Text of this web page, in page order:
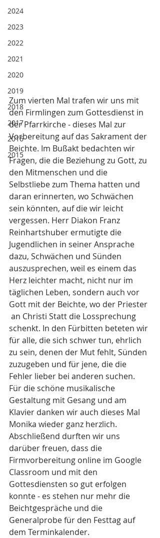
2024
2023
2022
2021
2020
2019
2018
2017
2016
2015
Zum vierten Mal trafen wir uns mit
den Firmlingen zum Gottesdienst in
der Pfarrkirche - dieses Mal zur
Vorbereitung auf das Sakrament der
Beichte. Im Bußakt bedachten wir
Fragen, die die Beziehung zu Gott, zu
den Mitmenschen und die
Selbstliebe zum Thema hatten und
daran erinnerten, wo Schwächen
sein könnten, auf die wir leicht
vergessen. Herr Diakon Franz
Reinhartshuber ermutigte die
Jugendlichen in seiner Ansprache
dazu, Schwächen und Sünden
auszusprechen, weil es einem das
Herz leichter macht, nicht nur im
täglichen Leben, sondern auch vor
Gott mit der Beichte, wo der Priester
an Christi Statt die Lossprechung
schenkt. In den Fürbitten beteten wir
für alle, die sich schwer tun, ehrlich
zu sein, denen der Mut fehlt, Sünden
zuzugeben und für jene, die die
Fehler lieber bei anderen suchen.
Für die schöne musikalische
Gestaltung mit Gesang und am
Klavier danken wir auch dieses Mal
Monika wieder ganz herzlich.
Abschließend durften wir uns
darüber freuen, dass die
Firmvorbereitung online im Google
Classroom und mit den
Gottesdiensten so gut erfolgen
konnte - es stehen nur mehr die
Beichtgespräche und die
Generalprobe für den Festtag auf
dem Terminkalender.